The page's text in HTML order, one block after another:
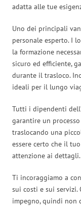
adatta alle tue
Uno dei principali
personale esperto. I
la formazione
sicuro ed efficiente,
durante il trasloco.
ideali per il lungo
Tutti i dipendenti
garantire un
traslocando una
essere certo che il
attenzione ai dettagli.
Ti incoraggiamo a
sui costi e sui
impegno, quindi non